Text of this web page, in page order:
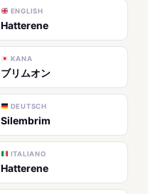
ENGLISH
Hatterene
KANA
ブリムオン
DEUTSCH
Silembrim
ITALIANO
Hatterene